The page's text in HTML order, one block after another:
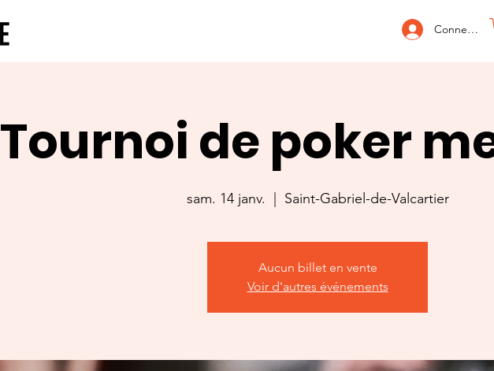
Connexion
Tournoi de poker
sam. 14 janv.
  |
Saint-Gabriel-de-Valcartier
Aucun billet en vente
Voir d'autres événements